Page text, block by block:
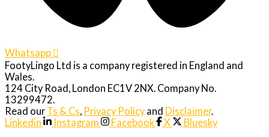
Whatsapp
FootyLingo Ltd is a company registered in England and
Wales.
124 City Road, London EC1V 2NX. Company No.
13299472.
Read our Ts & Cs, Privacy Policy and Disclaimer.
Linkedin
Instagram Facebook X Bluesky